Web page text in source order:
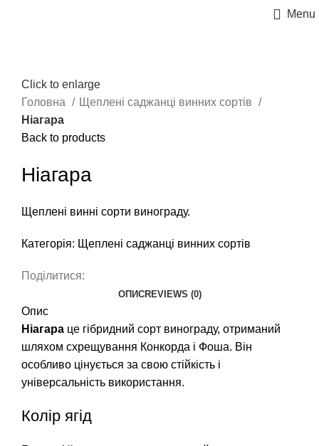
Menu
Click to enlarge
Головна
Щеплені саджанці винних сортів
Ніагара
Back to products
Ніагара
Щеплені винні сорти винограду.
Категорія: Щеплені саджанці винних сортів
Поділитися:
ОПИСREVIEWS (0)
Опис
Ніагара це гібридний сорт винограду, отриманий
шляхом схрещування Конкорда і Фоша. Він
особливо цінується за свою стійкість і
універсальність використання.
Колір ягід